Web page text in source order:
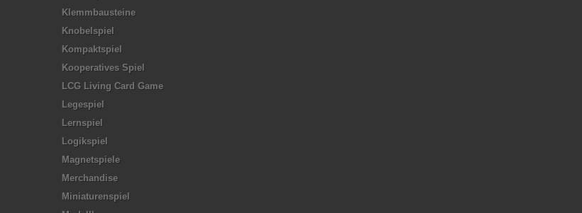
Klemmbausteine
Knobelspiel
Kompaktspiel
Kooperatives Spiel
LCG Living Card Game
Legespiel
Lernspiel
Logikspiel
Magnetspiele
Merchandise
Miniaturenspiel